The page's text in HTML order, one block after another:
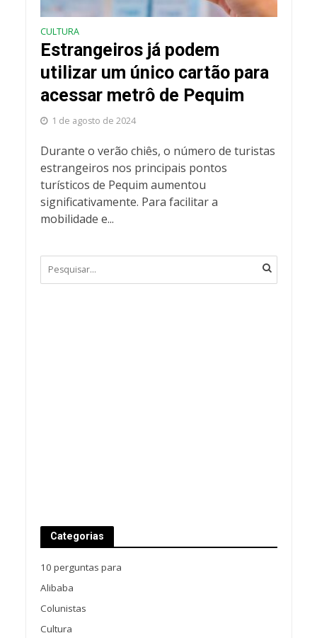
CULTURA
Estrangeiros já podem
utilizar um único cartão para
acessar metrô de Pequim
1 de agosto de 2024
Durante o verão chiês, o número de turistas
estrangeiros nos principais pontos
turísticos de Pequim aumentou
significativamente. Para facilitar a
mobilidade e...
Categorias
10 perguntas para
Alibaba
Colunistas
Cultura